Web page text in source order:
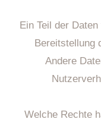
Ein Teil der
Bereitstellung
Andere
Welche Rechte